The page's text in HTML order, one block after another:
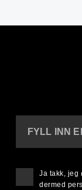
FYLL INN
Ja takk, jeg
dermed